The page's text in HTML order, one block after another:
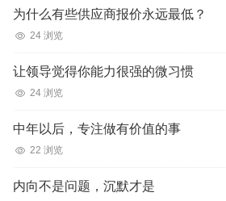
为什么有些供应商报价永远最低？
24 浏览
让领导觉得你能力很强的微习惯
24 浏览
中年以后，专注做有价值的事
22 浏览
内向不是问题，沉默才是